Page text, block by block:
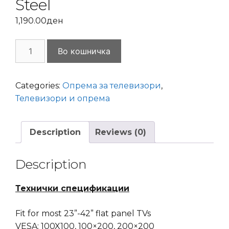
Steel
1,190.00ден
Omega
23"-42"
Swivel
quantity
Во кошничка
Categories: Опрема за телевизори,
Телевизори и опрема
Description Reviews (0)
Description
Технички спецификации
Fit for most 23”-42” flat panel TVs
VESA: 100X100, 100×200, 200×200